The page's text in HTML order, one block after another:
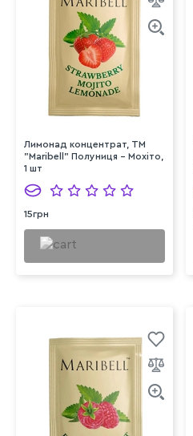
Лимонад концентрат, ТМ
"Maribell" Полуниця - Мохіто,
1 шт
15грн